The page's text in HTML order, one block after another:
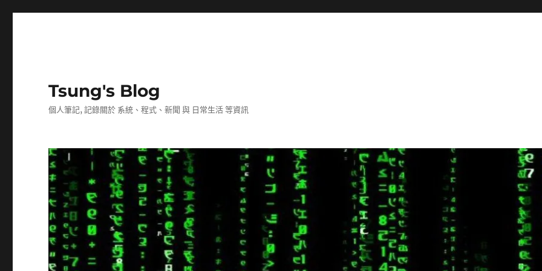
Tsung's Blog
個人筆記, 記錄關於 系統、程式、新聞 與 日常生活 等資訊